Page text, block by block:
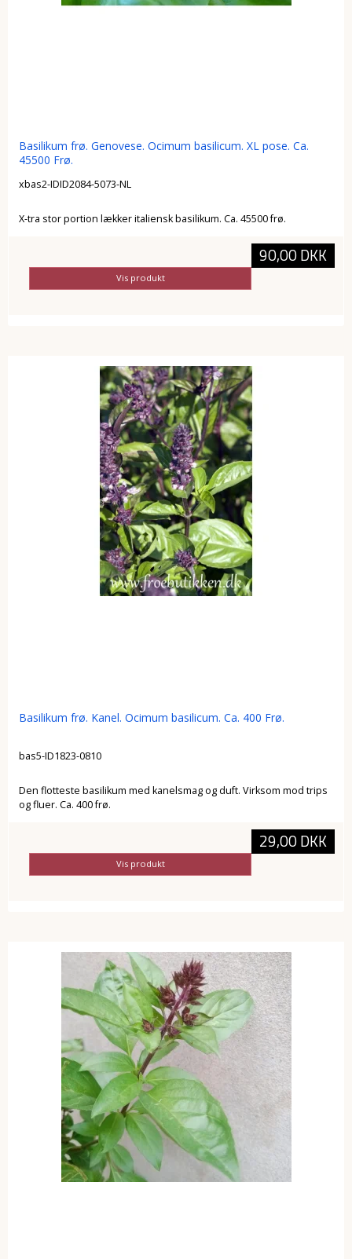
Basilikum frø. Genovese. Ocimum basilicum. XL pose. Ca.
45500 Frø.
xbas2-IDID2084-5073-NL
X-tra stor portion lækker italiensk basilikum. Ca. 45500 frø.
90,00 DKK
Vis produkt
Basilikum frø. Kanel. Ocimum basilicum. Ca. 400 Frø.
bas5-ID1823-0810
Den flotteste basilikum med kanelsmag og duft. Virksom mod trips
og fluer. Ca. 400 frø.
29,00 DKK
Vis produkt